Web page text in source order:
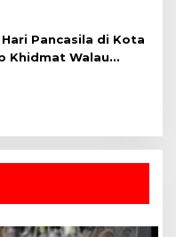
Pancasila di Kota
Khidmat Walau